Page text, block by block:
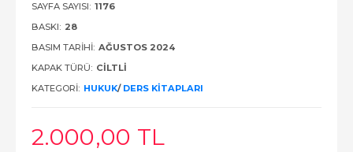
SAYFA SAYISI: 1176
BASKI: 28
BASIM TARIHI: AĞUSTOS 2024
KAPAK TÜRÜ: CILTLI
KATEGORI: HUKUK/ DERS KITAPLARI
2.000,00 TL